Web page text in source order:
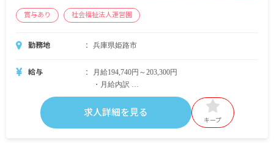
賞与あり 社会福祉法人運営園
勤務地 兵庫県姫路市
給与
月給194,740円～203,300円
・月給内訳
基本給 182,000円～190,000円
特殊業務手当 7,280円～7,600円
求人詳細を見る
キープ